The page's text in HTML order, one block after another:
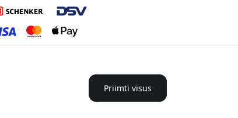
Priimti visus